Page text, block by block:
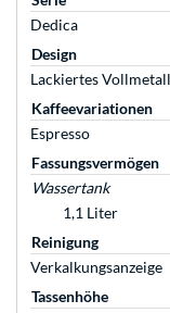
Dedica
Design
Lackiertes
Kaffeevariationen
Espresso
Fassungsvermögen
Wassertank
1,1 Liter
Reinigung
Verkalkungsanzeige
Tassenhöhe